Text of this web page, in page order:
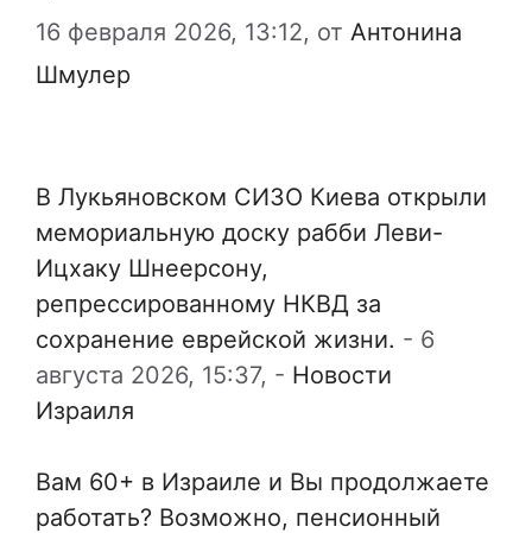
16 февраля 2026, 13:12, от Антонина
Шмулер
В Лукьяновском СИЗО Киева открыли
мемориальную доску рабби Леви-
Ицхаку Шнеерсону,
репрессированному НКВД за
сохранение еврейской жизни. - 6
августа 2026, 15:37, - Новости
Израиля
Вам 60+ в Израиле и Вы продолжаете
работать? Возможно, пенсионный